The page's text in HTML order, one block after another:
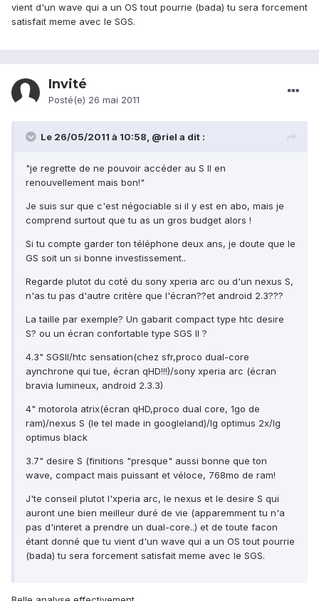
vient d'un wave qui a un OS tout pourrie (bada) tu sera forcement
satisfait meme avec le SGS.
Invité
Posté(e) 26 mai 2011
Le 26/05/2011 à 10:58, @riel a dit :
"je regrette de ne pouvoir accéder au S II en
renouvellement mais bon!"
Je suis sur que c'est négociable si il y est en abo, mais je
comprend surtout que tu as un gros budget alors !
Si tu compte garder ton téléphone deux ans, je doute que le
GS soit un si bonne investissement..
Regarde plutot du coté du sony xperia arc ou d'un nexus S,
n'as tu pas d'autre critère que l'écran??et android 2.3???
La taille par exemple? Un gabarit compact type htc desire
S? ou un écran confortable type SGS II ?
4.3" SGSII/htc sensation(chez sfr,proco dual-core
aynchrone qui tue, écran qHD!!!)/sony xperia arc (écran
bravia lumineux, android 2.3.3)
4" motorola atrix(écran qHD,proco dual core, 1go de
ram)/nexus S (le tel made in googleland)/lg optimus 2x/lg
optimus black
3.7" desire S (finitions "presque" aussi bonne que ton
wave, compact mais puissant et véloce, 768mo de ram!
J'te conseil plutot l'xperia arc, le nexus et le desire S qui
auront une bien meilleur duré de vie (apparemment tu n'a
pas d'interet a prendre un dual-core..) et de toute facon
étant donné que tu vient d'un wave qui a un OS tout pourrie
(bada) tu sera forcement satisfait meme avec le SGS.